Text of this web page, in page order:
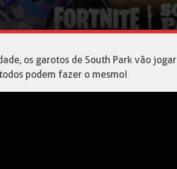
os garotos de South Park vão jogar
podem fazer o mesmo!